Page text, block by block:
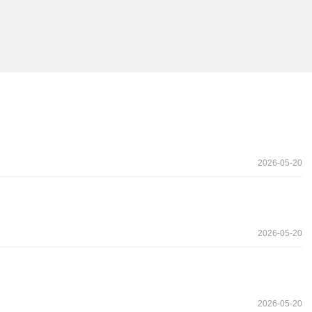
2026-05-20
2026-05-20
2026-05-20